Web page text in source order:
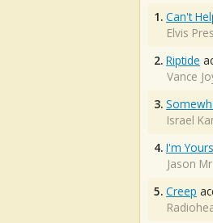
1. Can't
Elvis
2. Riptide
Vance
3.
Israel
4. I'm Yours
Jason
5. Creep